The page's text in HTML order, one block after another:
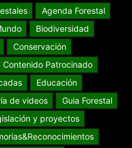
Agenda Forestal
Biodiversidad
Conservación
Contenido Patrocinado
Educación
de videos
Guia Forestal
y proyectos